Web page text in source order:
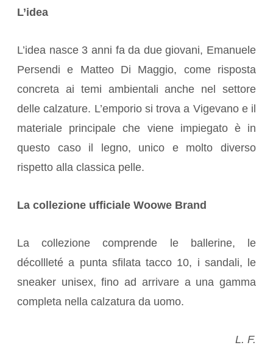
L’idea
L’idea nasce 3 anni fa da due giovani, Emanuele
Persendi e Matteo Di Maggio, come risposta
concreta ai temi ambientali anche nel settore
delle calzature. L’emporio si trova a Vigevano e il
materiale principale che viene impiegato è in
questo caso il legno, unico e molto diverso
rispetto alla classica pelle.
La collezione ufficiale Woowe Brand
La collezione comprende le ballerine, le
décollleté a punta sfilata tacco 10, i sandali, le
sneaker unisex, fino ad arrivare a una gamma
completa nella calzatura da uomo.
L. F.